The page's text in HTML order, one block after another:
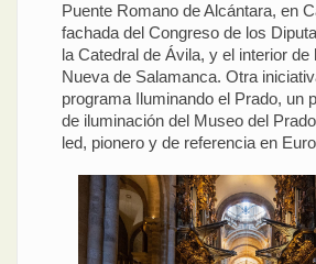
Puente Romano de Alcántara, en
fachada del Congreso de los
la Catedral de Ávila, y el interior de
Nueva de Salamanca. Otra
programa Iluminando el Prado, un
de iluminación del Museo del
led, pionero y de referencia en